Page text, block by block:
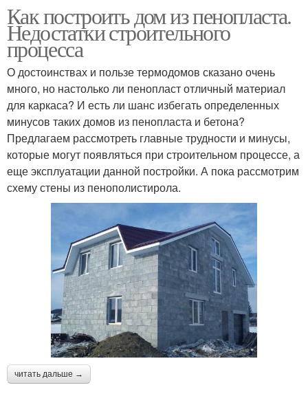
Как построить дом из пенопласта.
Недостатки строительного
процесса
О достоинствах и пользе термодомов сказано очень
много, но настолько ли пенопласт отличный материал
для каркаса? И есть ли шанс избегать определенных
минусов таких домов из пенопласта и бетона?
Предлагаем рассмотреть главные трудности и минусы,
которые могут появляться при строительном процессе, а
еще эксплуатации данной постройки. А пока рассмотрим
схему стены из пенополистирола.
читать дальше →